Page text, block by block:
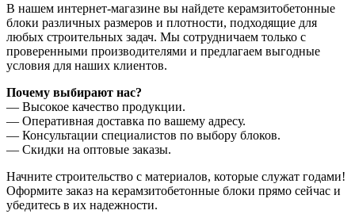
В нашем интернет-магазине вы найдете керамзитобетонные
блоки различных размеров и плотности, подходящие для
любых строительных задач. Мы сотрудничаем только с
проверенными производителями и предлагаем выгодные
условия для наших клиентов.
Почему выбирают нас?
— Высокое качество продукции.
— Оперативная доставка по вашему адресу.
— Консультации специалистов по выбору блоков.
— Скидки на оптовые заказы.
Начните строительство с материалов, которые служат годами!
Оформите заказ на керамзитобетонные блоки прямо сейчас и
убедитесь в их надежности.